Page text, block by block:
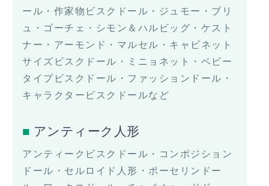
ール・作家物ビスクドール・ジュモー・ブリ
ュ・ゴーチェ・シモン＆ハルビッグ・ケスト
ナー・アーモンド・マルセル・キャビネット
サイズビスクドール・ミニョネット・ベビー
タイプビスクドール・ファッションドール・
キャラクタービスクドールなど
アンティーク人形
アンティークビスクドール・コンポジション
ドール・セルロイド人形・ポーセリンドー